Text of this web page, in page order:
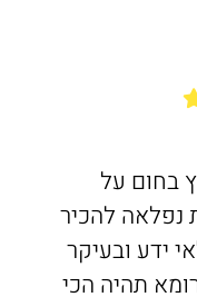
בחום על
נפלאה להכיר
ידע ובעיקר
תהיה הכי